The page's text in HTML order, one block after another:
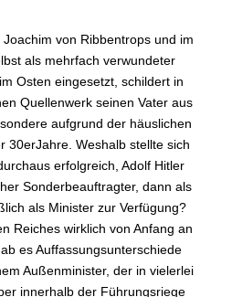
von Ribbentrops und im
als mehrfach verwundeter
Osten eingesetzt, schildert in
Quellenwerk seinen Vater aus
aufgrund der häuslichen
30erJahre. Weshalb stellte sich
erfolgreich, Adolf Hitler
Sonderbeauftragter, dann als
als Minister zur Verfügung?
Reiches wirklich von Anfang an
es Auffassungsunterschiede
Außenminister, der in vielerlei
innerhalb der Führungsriege